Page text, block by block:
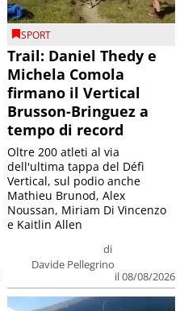
SPORT
Trail: Daniel Thedy e
Michela Comola
firmano il Vertical
Brusson-Bringuez a
tempo di record
di
Davide Pellegrino
il 08/08/2026
Oltre 200 atleti al via
dell'ultima tappa del Défì
Vertical, sul podio anche
Mathieu Brunod, Alex
Noussan, Miriam Di Vincenzo
e Kaitlin Allen